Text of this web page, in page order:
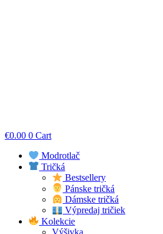
€0.00 0 Cart
Modrotlač
Tričká
Bestsellery
Pánske tričká
Dámske tričká
Výpredaj tričiek
Kolekcie
Výšivka